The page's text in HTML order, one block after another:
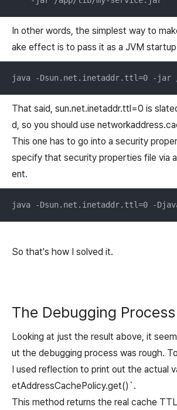
In other words, the simplest way to
ake effect is to pass it as a JVM
java -Dsun.net.inetaddr.ttl=0 -jar
That said, sun.net.inetaddr.ttl=0 is
d, so you should use
This one has to go into a security
specify that security properties file via
ent.
java -Dsun.net.inetaddr.ttl=0 -
So that's how I solved it.
The Debugging Process
Looking at just the result above, it
ut the debugging process was rough.
I used reflection to print out the actual
etAddressCachePolicy.get()`.
This method returns the real cache